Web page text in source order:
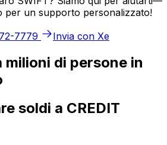
per un supporto personalizzato!
7779
Invia con Xe
milioni di persone in
soldi a CREDIT